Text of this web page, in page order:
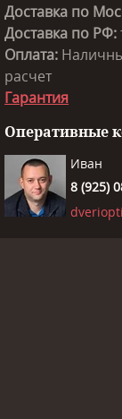
Доставка по
Доставка по РФ:
Оплата:
расчет
Гарантия
Оперативные
Иван
8 (925)